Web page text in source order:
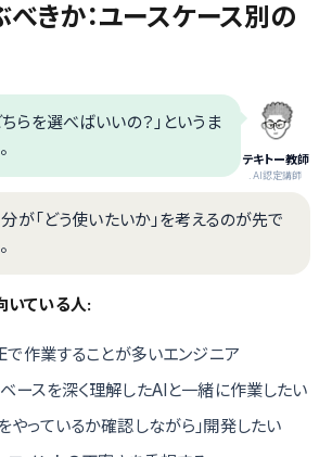
べきか：ユースケース別の
テキトー教師
.AI認定講師
らを選べばいいの？」というま
が「どう使いたいか」を考えるのが先で
ている人:
で作業することが多いエンジニア
ースを深く理解したAIと一緒に作業したい
やっているか確認しながら」開発したい